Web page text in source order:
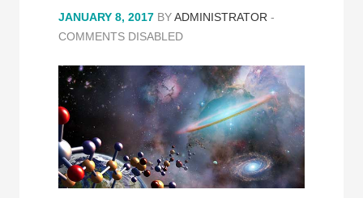
JANUARY 8, 2017 BYADMINISTRATOR -
COMMENTS DISABLED